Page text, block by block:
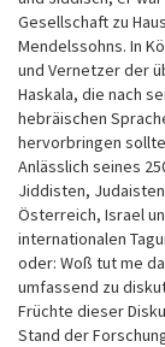
Gesellschaft zu
Mendelssohns. In
und Vernetzer der
Haskala, die nach
hebräischen
hervorbringen
Anlässlich seines
Jiddisten,
Österreich, Israel
internationalen
oder: Woß tut me
umfassend zu
Früchte dieser
Stand der